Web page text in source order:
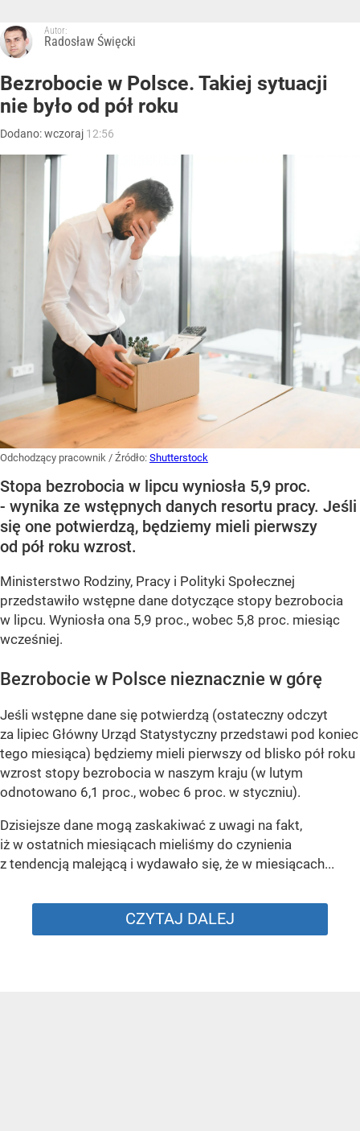
Autor:
Radosław Święcki
Bezrobocie w Polsce. Takiej sytuacji
nie było od pół roku
Dodano:wczoraj 12:56
Odchodzący pracownik / Źródło: Shutterstock
Stopa bezrobocia w lipcu wyniosła 5,9 proc.
- wynika ze wstępnych danych resortu pracy. Jeśli
się one potwierdzą, będziemy mieli pierwszy
od pół roku wzrost.
Ministerstwo Rodziny, Pracy i Polityki Społecznej
przedstawiło wstępne dane dotyczące stopy bezrobocia
w lipcu. Wyniosła ona 5,9 proc., wobec 5,8 proc. miesiąc
wcześniej.
Bezrobocie w Polsce nieznacznie w górę
Jeśli wstępne dane się potwierdzą (ostateczny odczyt
za lipiec Główny Urząd Statystyczny przedstawi pod koniec
tego miesiąca) będziemy mieli pierwszy od blisko pół roku
wzrost stopy bezrobocia w naszym kraju (w lutym
odnotowano 6,1 proc., wobec 6 proc. w styczniu).
Dzisiejsze dane mogą zaskakiwać z uwagi na fakt,
iż w ostatnich miesiącach mieliśmy do czynienia
z tendencją malejącą i wydawało się, że w miesiącach...
CZYTAJ DALEJ